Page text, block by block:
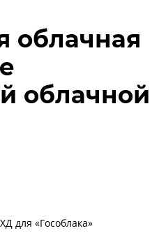
облачная
облачной
для «Гособлака»